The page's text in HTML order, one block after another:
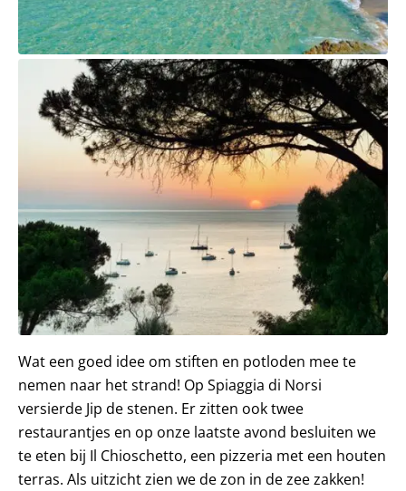
Wat een goed idee om stiften en potloden mee te
nemen naar het strand! Op Spiaggia di Norsi
versierde Jip de stenen. Er zitten ook twee
restaurantjes en op onze laatste avond besluiten we
te eten bij Il Chioschetto, een pizzeria met een houten
terras. Als uitzicht zien we de zon in de zee zakken!